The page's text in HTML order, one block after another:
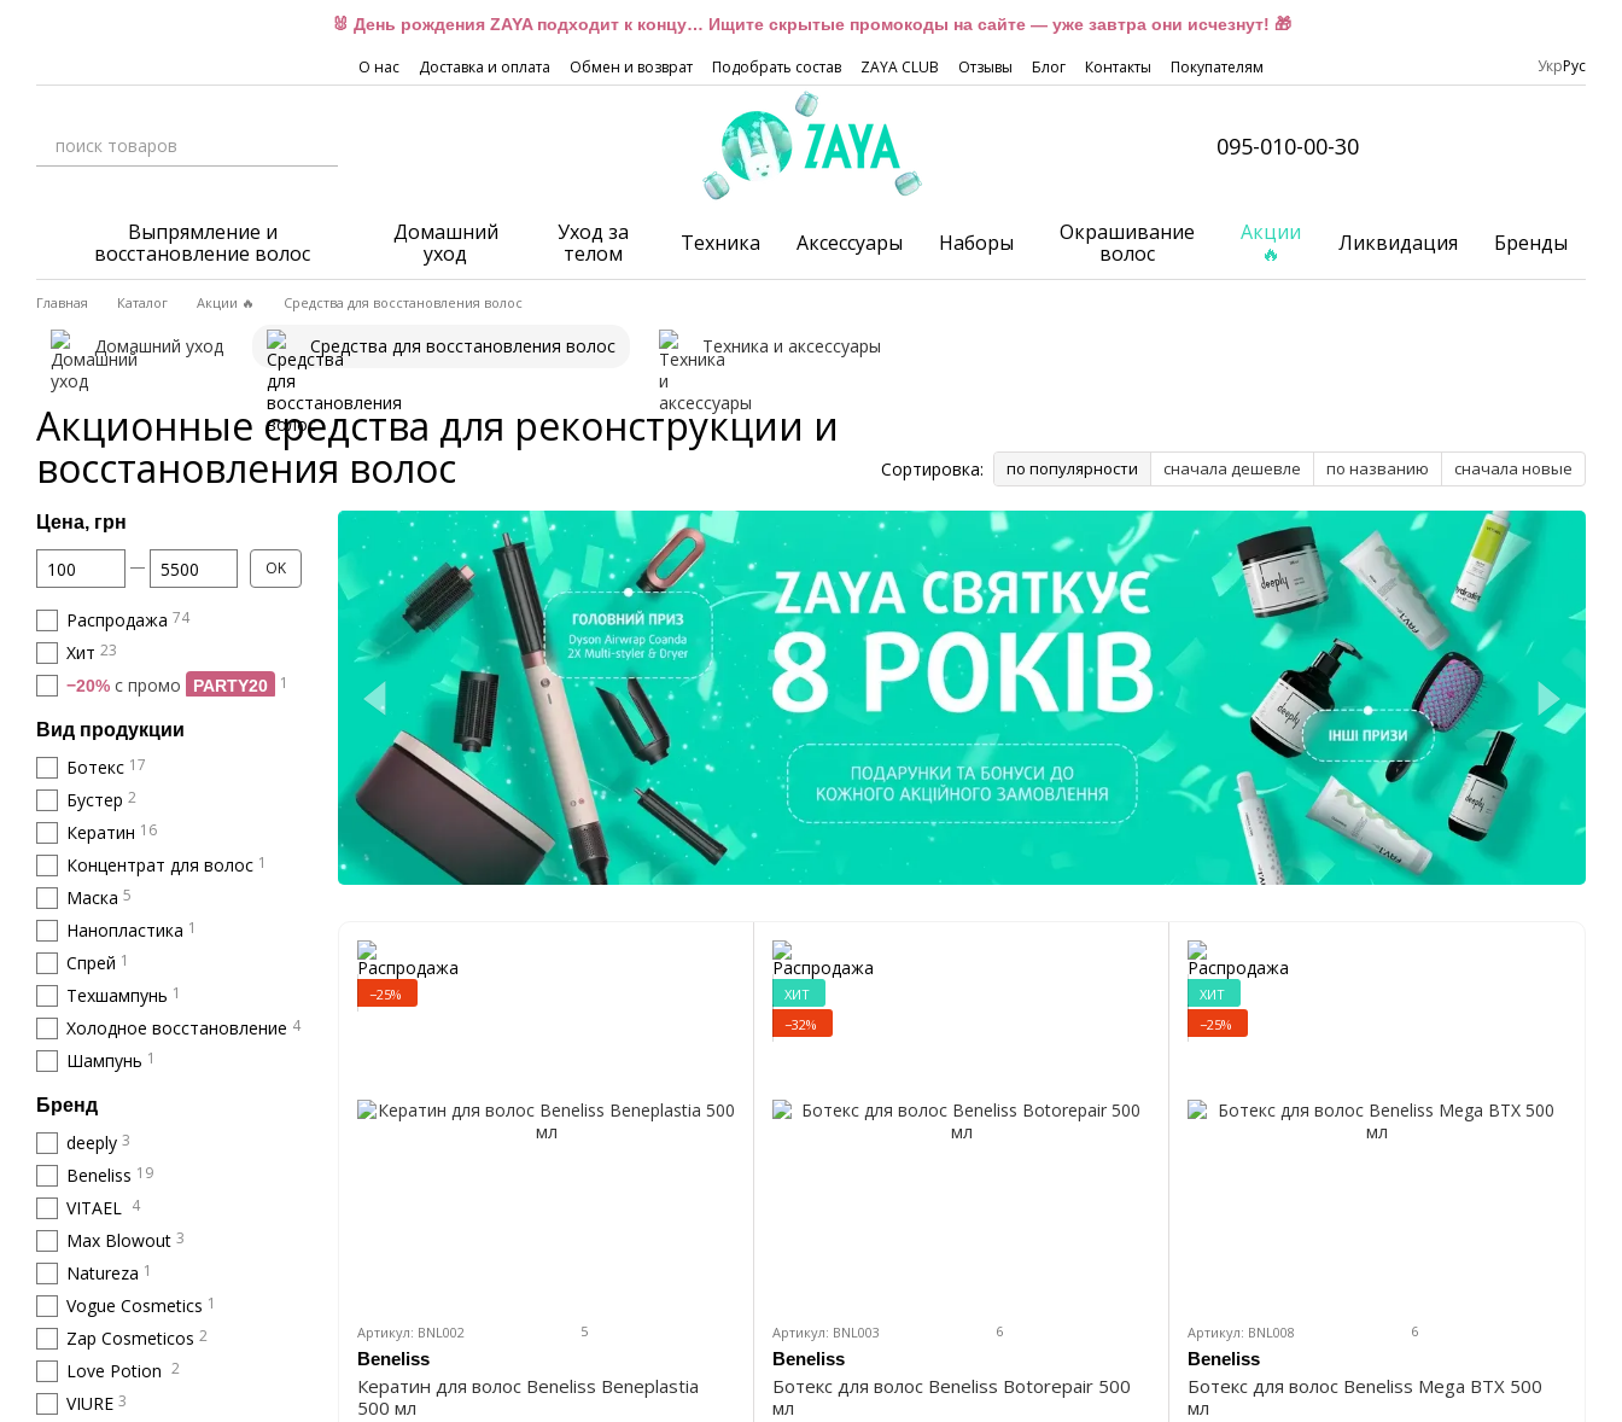
🐰 День рождения ZAYA подходит к концу… Ищите скрытые промокоды на сайте — уже завтра они исчезнут! 🎁
О нас Доставка и оплата Обмен и возврат Подобрать состав ZAYA CLUB Отзывы Блог Контакты Покупателям УкрРус
095-010-00-30
Выпрямление и
восстановление волос
Домашний
уход
Уход за
телом
Техника Аксессуары Наборы
Окрашивание
волос
Акции
🔥
Ликвидация Бренды
Главная Каталог Акции 🔥 Средства для восстановления волос
Домашний уход Средства для восстановления волос Техника и аксессуары
Акционные средства для реконструкции и
восстановления волос
Сортировка: по популярности сначала дешевле по названию сначала новые
−25%
Артикул: BNL002 5
Beneliss
Кератин для волос Beneliss Beneplastia
500 мл
ХИТ
−32%
Артикул: BNL003 6
Beneliss
Ботекс для волос Beneliss Botorepair 500
мл
ХИТ
−25%
Артикул: BNL008 6
Beneliss
Ботекс для волос Beneliss Mega BTX 500
мл
Цена, грн
От Цена, грн
До Цена, грн OK
Распродажа 74
Хит 23
−20% с промо PARTY20 1
Вид продукции
Ботекс 17
Бустер 2
Кератин 16
Концентрат для волос 1
Маска 5
Нанопластика 1
Спрей 1
Техшампунь 1
Холодное восстановление 4
Шампунь 1
Бренд
deeply 3
Beneliss 19
VITAEL 4
Max Blowout 3
Natureza 1
Vogue Cosmetics 1
Zap Cosmeticos 2
Love Potion 2
VIURE 3